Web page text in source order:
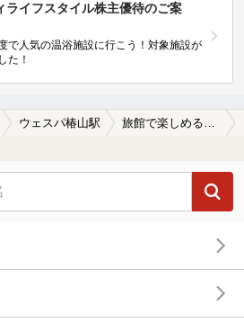
ライフスタイル株主優待のご案
で人気の温浴施設に行こう！対象施設が
た！
ウェスパ椿山駅 旅館で楽しめるウェスパ椿山駅近くの温泉、日帰り温泉、スーパー銭湯おすすめ